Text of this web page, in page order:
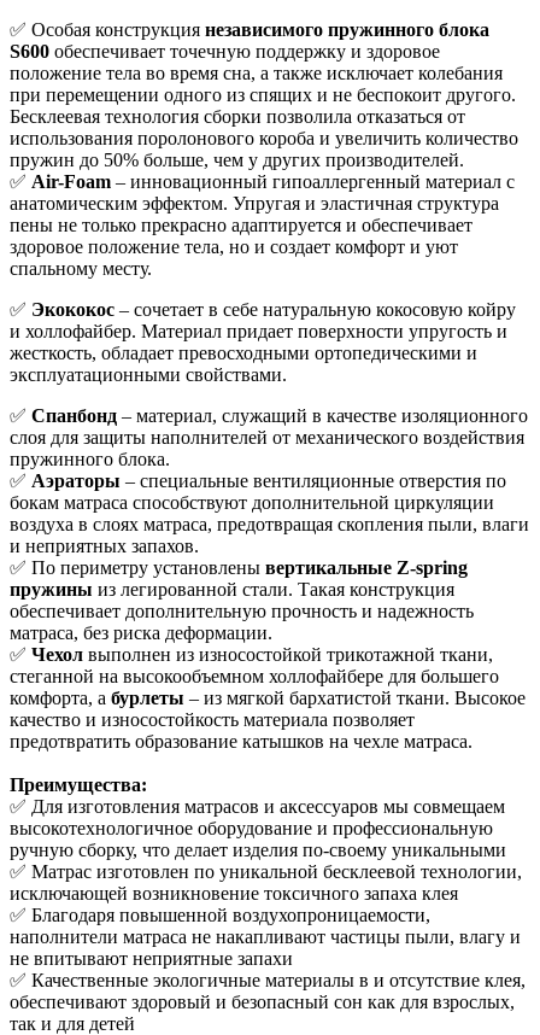
✅ Особая конструкция независимого пружинного блока
S600 обеспечивает точечную поддержку и здоровое
положение тела во время сна, а также исключает колебания
при перемещении одного из спящих и не беспокоит другого.
Бесклеевая технология сборки позволила отказаться от
использования поролонового короба и увеличить количество
пружин до 50% больше, чем у других производителей.
✅ Air-Foam – инновационный гипоаллергенный материал с
анатомическим эффектом. Упругая и эластичная структура
пены не только прекрасно адаптируется и обеспечивает
здоровое положение тела, но и создает комфорт и уют
спальному месту.
✅ Экококос – сочетает в себе натуральную кокосовую койру
и холлофайбер. Материал придает поверхности упругость и
жесткость, обладает превосходными ортопедическими и
эксплуатационными свойствами.
✅ Спанбонд – материал, служащий в качестве изоляционного
слоя для защиты наполнителей от механического воздействия
пружинного блока.
✅ Аэраторы – специальные вентиляционные отверстия по
бокам матраса способствуют дополнительной циркуляции
воздуха в слоях матраса, предотвращая скопления пыли, влаги
и неприятных запахов.
✅ По периметру установлены вертикальные Z-spring
пружины из легированной стали. Такая конструкция
обеспечивает дополнительную прочность и надежность
матраса, без риска деформации.
✅ Чехол выполнен из износостойкой трикотажной ткани,
стеганной на высокообъемном холлофайбере для большего
комфорта, а бурлеты – из мягкой бархатистой ткани. Высокое
качество и износостойкость материала позволяет
предотвратить образование катышков на чехле матраса.
Преимущества:
✅ Для изготовления матрасов и аксессуаров мы совмещаем
высокотехнологичное оборудование и профессиональную
ручную сборку, что делает изделия по-своему уникальными
✅ Матрас изготовлен по уникальной бесклеевой технологии,
исключающей возникновение токсичного запаха клея
✅ Благодаря повышенной воздухопроницаемости,
наполнители матраса не накапливают частицы пыли, влагу и
не впитывают неприятные запахи
✅ Качественные экологичные материалы в и отсутствие клея,
обеспечивают здоровый и безопасный сон как для взрослых,
так и для детей